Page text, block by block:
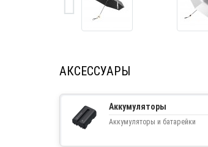
АКСЕССУАРЫ
Аккумуляторы
Аккумуляторы и батарейки